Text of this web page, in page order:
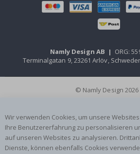
Namly Design AB | ORG:
Terminalgatan 9, 23261 Arlöv,
© Namly Design 2026
Wir verwenden Cookies, um unsere
Ihre Benutzererfahrung zu personalisieren
auf unseren Websites zu analysieren.
Dienste, können ebenfalls Cookies